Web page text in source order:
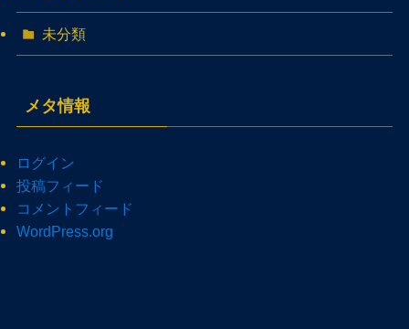
未分類
メタ情報
ログイン
投稿フィード
コメントフィード
WordPress.org